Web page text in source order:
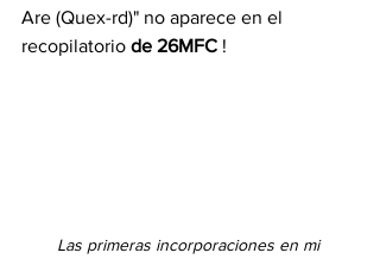
Are (Quex-rd)" no aparece en el
recopilatorio de 26MFC !
Las primeras incorporaciones en mi